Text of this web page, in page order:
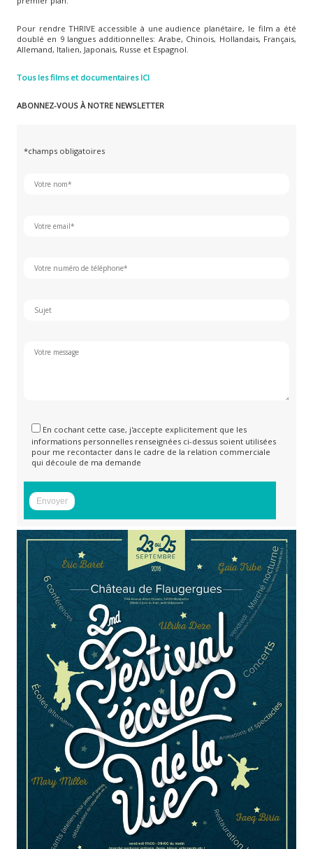
Pour rendre THRIVE accessible à une audience planétaire, le film a été
doublé en 9 langues additionnelles: Arabe, Chinois, Hollandais, Français,
Allemand, Italien, Japonais, Russe et Espagnol.
Tous les films et documentaires ICI
ABONNEZ-VOUS À NOTRE NEWSLETTER
*champs obligatoires
En cochant cette case, j'accepte explicitement que les
informations personnelles renseignées ci-dessus soient utilisées
pour me recontacter dans le cadre de la relation commerciale
qui découle de ma demande